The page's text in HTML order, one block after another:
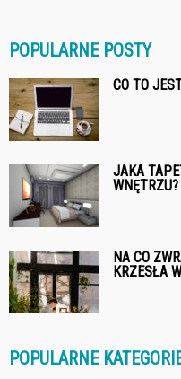
POPULARNE POSTY
CO TO
JAKA
WNĘTRZU?
NA CO
KRZESŁA
POPULARNE